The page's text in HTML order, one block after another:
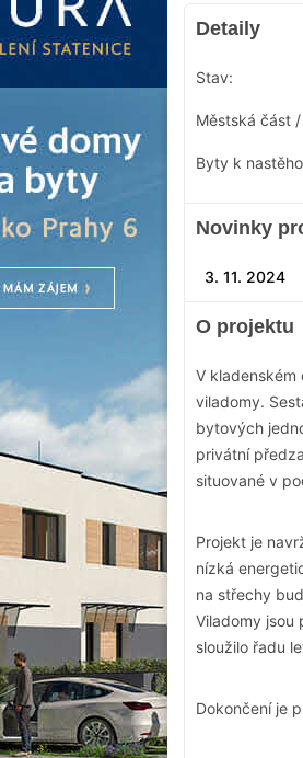
Detaily
Stav:
Městská část
Byty k
Novinky
3. 11. 2024
O projektu
V
viladomy.
bytových
privátní
situované v
Projekt je
nízká
na střechy
Viladomy jsou
sloužilo řadu
Dokončení je